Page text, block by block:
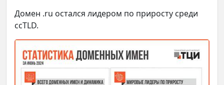
Домен .ru остался лидером по приросту среди
ccTLD.